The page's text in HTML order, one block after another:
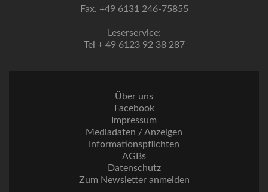
Fax. +49 6131 246-75855
Leserservice:
Tel + 49 6123 92 38 287
Über uns
Facebook
Impressum
Mediadaten / Anzeigen
Informationspflichten
AGBs
Datenschutz
Zum Newsletter anmelden